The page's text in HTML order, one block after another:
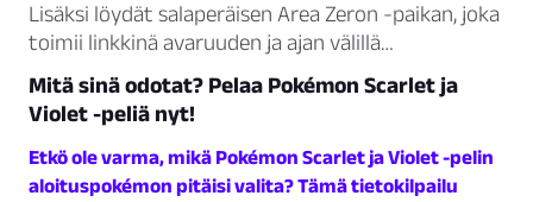
Lisäksi löydät salaperäisen Area Zeron -paikan, joka
toimii linkkinä avaruuden ja ajan välillä…
Mitä sinä odotat? Pelaa Pokémon Scarlet ja
Violet -peliä nyt!
Etkö ole varma, mikä Pokémon Scarlet ja Violet -pelin
aloituspokémon pitäisi valita? Tämä tietokilpailu